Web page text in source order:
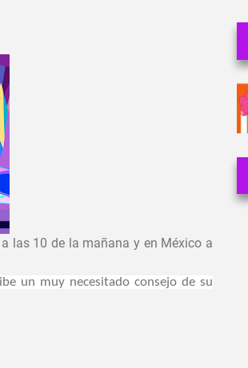
las 10 de la mañana y en México a
un muy necesitado consejo de su